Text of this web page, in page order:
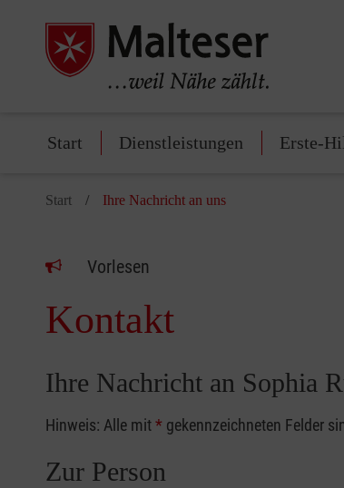
Start Dienstleistungen Erste-
Start Ihre Nachricht an uns
Vorlesen
Kontakt
Ihre Nachricht an Sophia
Hinweis: Alle mit* gekennzeichneten Felder
Zur Person